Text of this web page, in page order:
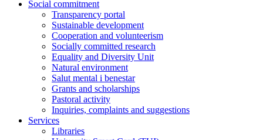
Social commitment
Transparency portal
Sustainable development
Cooperation and volunteerism
Socially committed research
Equality and Diversity Unit
Natural environment
Salut mental i benestar
Grants and scholarships
Pastoral activity
Inquiries, complaints and suggestions
Services
Libraries